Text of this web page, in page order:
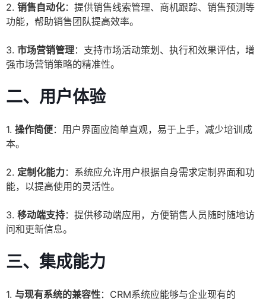
2. 销售自动化：提供销售线索管理、商机跟踪、销售预测等
功能，帮助销售团队提高效率。
3. 市场营销管理：支持市场活动策划、执行和效果评估，增
强市场营销策略的精准性。
二、用户体验
1. 操作简便：用户界面应简单直观，易于上手，减少培训成
本。
2. 定制化能力：系统应允许用户根据自身需求定制界面和功
能，以提高使用的灵活性。
3. 移动端支持：提供移动端应用，方便销售人员随时随地访
问和更新信息。
三、集成能力
1. 与现有系统的兼容性：CRM系统应能够与企业现有的